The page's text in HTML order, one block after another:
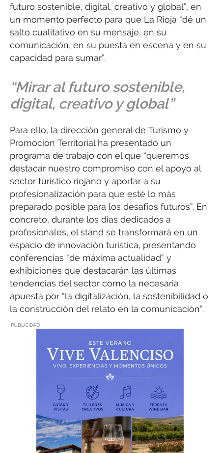
futuro sostenible, digital, creativo y global”, en
un momento perfecto para que La Rioja “dé un
salto cualitativo en su mensaje, en su
comunicación, en su puesta en escena y en su
capacidad para sumar”.
“Mirar al futuro sostenible,
digital, creativo y global”
Para ello, la dirección general de Turismo y
Promoción Territorial ha presentado un
programa de trabajo con el que “queremos
destacar nuestro compromiso con el apoyo al
sector turístico riojano y aportar a su
profesionalización para que esté lo más
preparado posible para los desafíos futuros”. En
concreto, durante los días dedicados a
profesionales, el stand se transformará en un
espacio de innovación turística, presentando
conferencias “de máxima actualidad” y
exhibiciones que destacarán las últimas
tendencias del sector como la necesaria
apuesta por “la digitalización, la sostenibilidad o
la construcción del relato en la comunicación”.
PUBLICIDAD